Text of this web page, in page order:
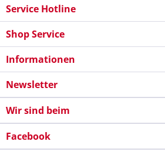
Service Hotline
Shop Service
Informationen
Newsletter
Wir sind beim
Facebook